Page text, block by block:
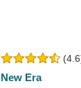
New Era